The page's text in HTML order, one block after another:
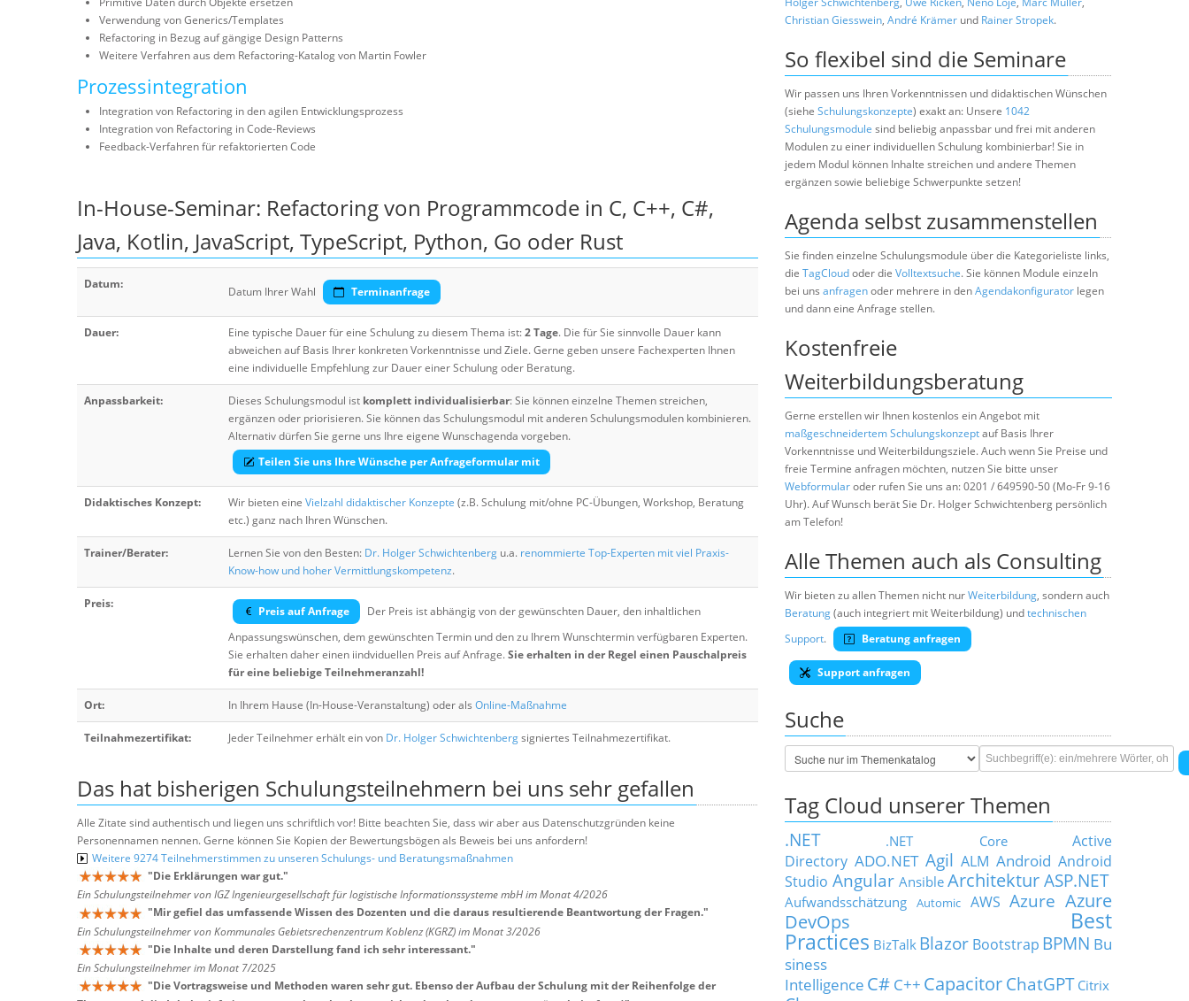
Verwendung von Generics/Templates
Refactoring in Bezug auf gängige Design Patterns
Weitere Verfahren aus dem Refactoring-Katalog von Martin Fowler
Prozessintegration
Integration von Refactoring in den agilen Entwicklungsprozess
Integration von Refactoring in Code-Reviews
Feedback-Verfahren für refaktorierten Code
In-House-Seminar: Refactoring von Programmcode in C, C++, C#,
Java, Kotlin, JavaScript, TypeScript, Python, Go oder Rust
Datum:
Datum Ihrer Wahl Terminanfrage
Dauer: Eine typische Dauer für eine Schulung zu diesem Thema ist:2 Tage. Die für Sie sinnvolle Dauer kann
abweichen auf Basis Ihrer konkreten Vorkenntnisse und Ziele. Gerne geben unsere Fachexperten Ihnen
eine individuelle Empfehlung zur Dauer einer Schulung oder Beratung.
Anpassbarkeit: Dieses Schulungsmodul ist komplett individualisierbar: Sie können einzelne Themen streichen,
ergänzen oder priorisieren. Sie können das Schulungsmodul mit anderen Schulungsmodulen kombinieren.
Alternativ dürfen Sie gerne uns Ihre eigene Wunschagenda vorgeben.
Teilen Sie uns Ihre Wünsche per Anfrageformular mit
Didaktisches Konzept: Wir bieten eine Vielzahl didaktischer Konzepte (z.B. Schulung mit/ohne PC-Übungen, Workshop, Beratung
etc.) ganz nach Ihren Wünschen.
Trainer/Berater: Lernen Sie von den Besten: Dr. Holger Schwichtenberg u.a. renommierte Top-Experten mit viel Praxis-
Know-how und hoher Vermittlungskompetenz.
Preis:
Preis auf Anfrage
Der Preis ist abhängig von der gewünschten Dauer, den inhaltlichen
Anpassungswünschen, dem gewünschten Termin und den zu Ihrem Wunschtermin verfügbaren Experten.
Sie erhalten daher einen iindviduellen Preis auf Anfrage.Sie erhalten in der Regel einen Pauschalpreis
für eine beliebige Teilnehmeranzahl!
Ort: In Ihrem Hause (In-House-Veranstaltung) oder als Online-Maßnahme
Teilnahmezertifikat: Jeder Teilnehmer erhält ein von Dr. Holger Schwichtenbergsigniertes Teilnahmezertifikat.
Das hat bisherigen Schulungsteilnehmern bei uns sehr gefallen
Alle Zitate sind authentisch und liegen uns schriftlich vor! Bitte beachten Sie, dass wir aber aus Datenschutzgründen keine
Personennamen nennen. Gerne können Sie Kopien der Bewertungsbögen als Beweis bei uns anfordern!
Weitere 9274 Teilnehmerstimmen zu unseren Schulungs- und Beratungsmaßnahmen
"Die Erklärungen war gut."
Ein Schulungsteilnehmer von IGZ Ingenieurgesellschaft für logistische Informationssysteme mbH im Monat 4/2026
"Mir gefiel das umfassende Wissen des Dozenten und die daraus resultierende Beantwortung der Fragen."
Ein Schulungsteilnehmer von Kommunales Gebietsrechenzentrum Koblenz (KGRZ) im Monat 3/2026
"Die Inhalte und deren Darstellung fand ich sehr interessant."
Ein Schulungsteilnehmer im Monat 7/2025
"Die Vortragsweise und Methoden waren sehr gut. Ebenso der Aufbau der Schulung mit der Reihenfolge der
Christian Giesswein, André Krämer und Rainer Stropek.
So flexibel sind die Seminare
Wir passen uns Ihren Vorkenntnissen und didaktischen Wünschen
(siehe Schulungskonzepte) exakt an: Unsere 1042
Schulungsmodule sind beliebig anpassbar und frei mit anderen
Modulen zu einer individuellen Schulung kombinierbar! Sie in
jedem Modul können Inhalte streichen und andere Themen
ergänzen sowie beliebige Schwerpunkte setzen!
Agenda selbst zusammenstellen
Sie finden einzelne Schulungsmodule über die Kategorieliste links,
die TagCloudoder die Volltextsuche. Sie können Module einzeln
bei uns anfragenoder mehrere in denAgendakonfigurator legen
und dann eine Anfrage stellen.
Kostenfreie
Weiterbildungsberatung
Gerne erstellen wir Ihnen kostenlos ein Angebot mit
maßgeschneidertem Schulungskonzeptauf Basis Ihrer
Vorkenntnisse und Weiterbildungsziele. Auch wenn Sie Preise und
freie Termine anfragen möchten, nutzen Sie bitte unser
Webformularoder rufen Sie uns an: 0201 / 649590-50 (Mo-Fr 9-16
Uhr). Auf Wunsch berät Sie Dr. Holger Schwichtenberg persönlich
am Telefon!
Alle Themen auch als Consulting
Wir bieten zu allen Themen nicht nurWeiterbildung, sondern auch
Beratung(auch integriert mit Weiterbildung) undtechnischen
Support. Beratung anfragen
Support anfragen
Suche
Tag Cloud unserer Themen
.NET .NET Core
Active
Directory ADO.NET Agil ALM Android Android
Studio Angular Ansible Architektur ASP.NET
Aufwandsschätzung Automic AWS Azure Azure
DevOps
Best
Practices BizTalk Blazor Bootstrap BPMN Bu
siness
Intelligence C# C++ Capacitor ChatGPT Citrix